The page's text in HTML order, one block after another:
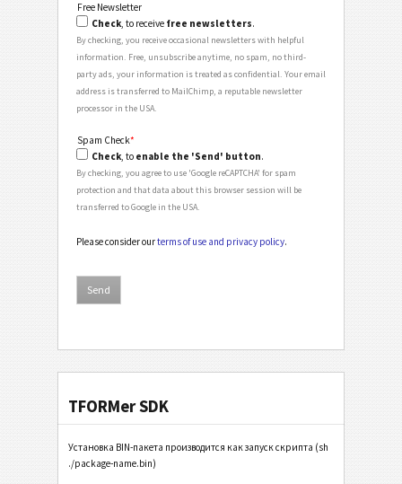
Free Newsletter
Check, to receive free newsletters.
By checking, you receive occasional newsletters with helpful
information. Free, unsubscribe anytime, no spam, no third-
party ads, your information is treated as confidential. Your email
address is transferred to MailChimp, a reputable newsletter
processor in the USA.
Spam Check*
Check, to enable the 'Send' button.
By checking, you agree to use 'Google reCAPTCHA' for spam
protection and that data about this browser session will be
transferred to Google in the USA.
Please consider ourterms of use and privacy policy.
TFORMer SDK
Установка BIN-пакета производится как запуск скрипта (sh
./package-name.bin)